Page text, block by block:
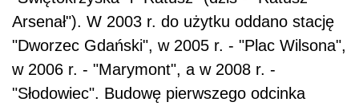
Arsenał"). W 2003 r. do użytku oddano stację
"Dworzec Gdański", w 2005 r. - "Plac Wilsona",
w 2006 r. - "Marymont", a w 2008 r. -
"Słodowiec". Budowę pierwszego odcinka